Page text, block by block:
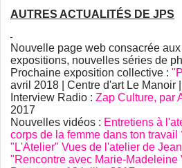
AUTRES ACTUALITÉS DE JPS
Nouvelle page web consacrée
expositions, nouvelles séries de
Prochaine exposition collective :
avril 2018 | Centre d'art Le Manoir
Interview Radio : Zap Culture, par
2017
Nouvelles vidéos : Entretiens à
corps de la femme dans ton travail
"L'Atelier" Vues de l'atelier de
"Rencontre avec Marie-